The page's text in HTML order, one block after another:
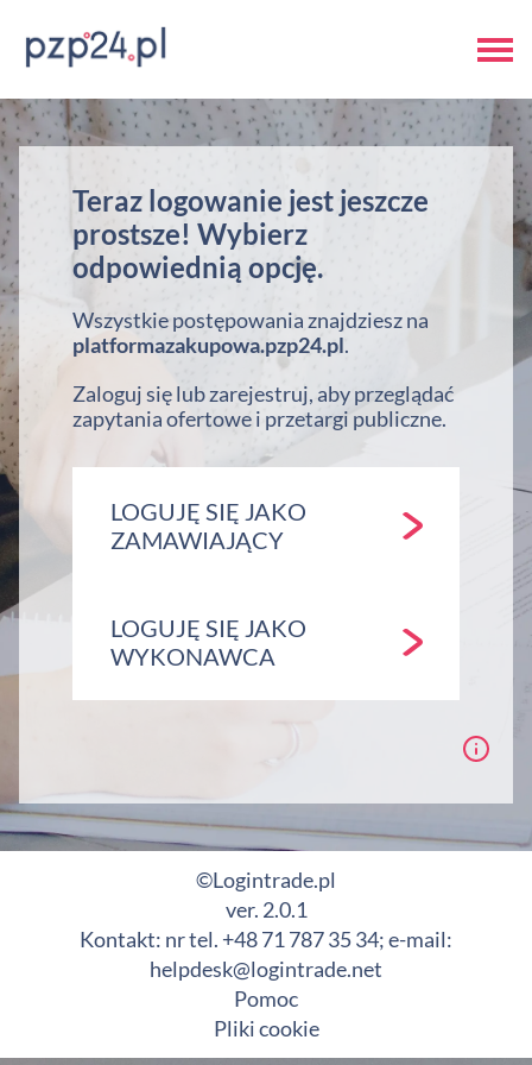
Teraz logowanie jest jeszcze
prostsze! Wybierz
odpowiednią opcję.
Wszystkie postępowania znajdziesz na
platformazakupowa.pzp24.pl.
Zaloguj się lub zarejestruj, aby przeglądać
zapytania ofertowe i przetargi publiczne.
LOGUJĘ SIĘ JAKO
ZAMAWIAJĄCY
LOGUJĘ SIĘ JAKO
WYKONAWCA
©Logintrade.pl
ver. 2.0.1
Kontakt: nr tel. +48 71 787 35 34; e-mail:
helpdesk@logintrade.net
Pomoc
Pliki cookie